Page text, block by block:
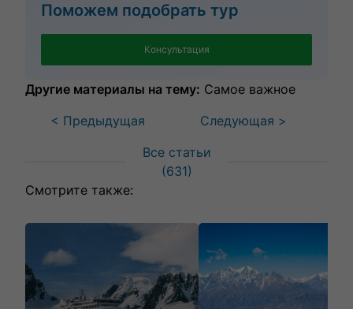
Поможем подобрать тур
Консультация
Другие материалы на тему: Самое важное
< Предыдущая
Следующая >
Все статьи
(631)
Смотрите также: